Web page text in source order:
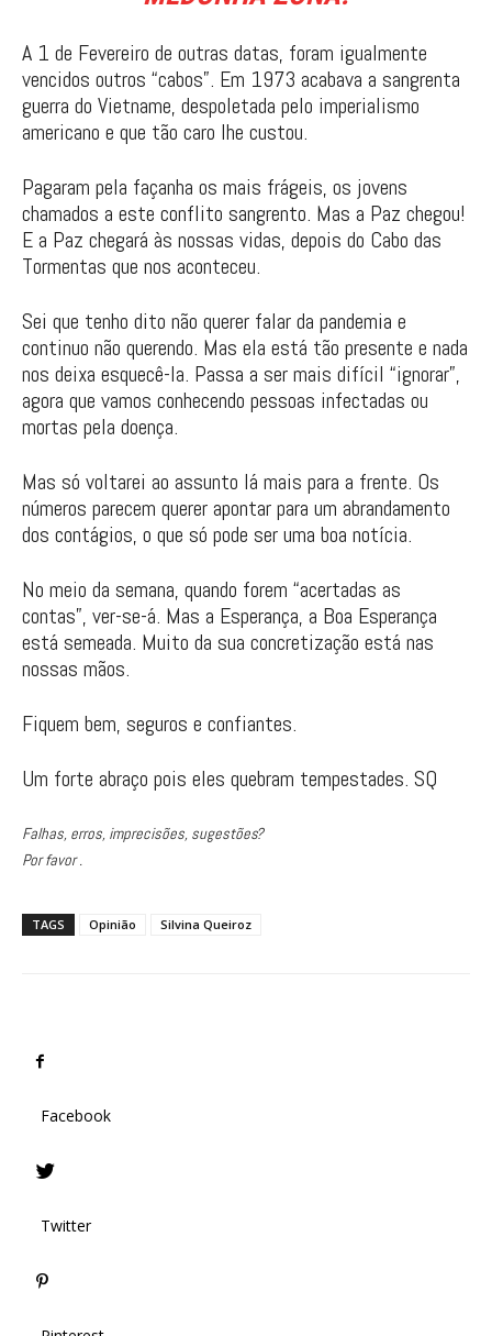
A 1 de Fevereiro de outras datas, foram igualmente
vencidos outros “cabos”. Em 1973 acabava a sangrenta
guerra do Vietname, despoletada pelo imperialismo
americano e que tão caro lhe custou.
Pagaram pela façanha os mais frágeis, os jovens
chamados a este conflito sangrento. Mas a Paz chegou!
E a Paz chegará às nossas vidas, depois do Cabo das
Tormentas que nos aconteceu.
Sei que tenho dito não querer falar da pandemia e
continuo não querendo. Mas ela está tão presente e nada
nos deixa esquecê-la. Passa a ser mais difícil “ignorar”,
agora que vamos conhecendo pessoas infectadas ou
mortas pela doença.
Mas só voltarei ao assunto lá mais para a frente. Os
números parecem querer apontar para um abrandamento
dos contágios, o que só pode ser uma boa notícia.
No meio da semana, quando forem “acertadas as
contas”, ver-se-á. Mas a Esperança, a Boa Esperança
está semeada. Muito da sua concretização está nas
nossas mãos.
Fiquem bem, seguros e confiantes.
Um forte abraço pois eles quebram tempestades. SQ
Falhas, erros, imprecisões, sugestões?
Por favor .
TAGS Opinião Silvina Queiroz
Facebook
Twitter